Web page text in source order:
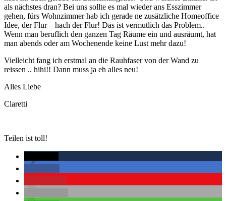
als nächstes dran? Bei uns sollte es mal wieder ans Esszimmer
gehen, fürs Wohnzimmer hab ich gerade ne zusätzliche Homeoffice
Idee, der Flur – hach der Flur! Das ist vermutlich das Problem..
Wenn man beruflich den ganzen Tag Räume ein und ausräumt, hat
man abends oder am Wochenende keine Lust mehr dazu!
Vielleicht fang ich erstmal an die Rauhfaser von der Wand zu
reissen .. hihi!! Dann muss ja eh alles neu!
Alles Liebe
Claretti
Teilen ist toll!